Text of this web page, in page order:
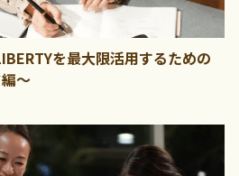
を最大限活用するための
～